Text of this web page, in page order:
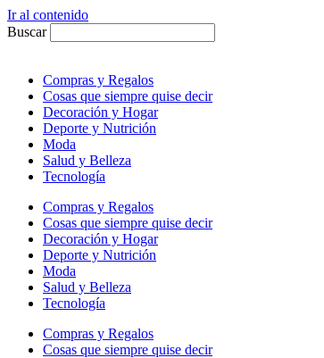
Ir al contenido
Buscar
Compras y Regalos
Cosas que siempre quise decir
Decoración y Hogar
Deporte y Nutrición
Moda
Salud y Belleza
Tecnología
Compras y Regalos
Cosas que siempre quise decir
Decoración y Hogar
Deporte y Nutrición
Moda
Salud y Belleza
Tecnología
Compras y Regalos
Cosas que siempre quise decir